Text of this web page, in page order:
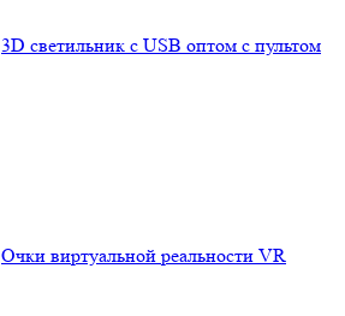
3D светильник c USB оптом с пультом
Очки виртуальной реальности VR